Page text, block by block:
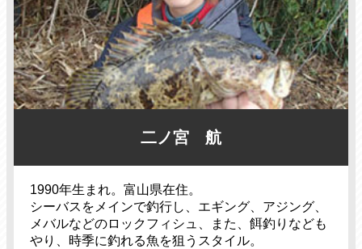
二ノ宮 航
1990年生まれ。富山県在住。
シーバスをメインで釣行し、エギング、アジング、
メバルなどのロックフィシュ、また、餌釣りなども
やり、時季に釣れる魚を狙うスタイル。